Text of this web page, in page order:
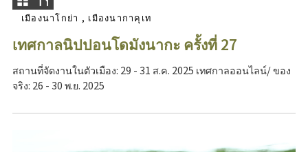
เมืองนาโกย่า , เมืองนากาคุเท
เทศกาลนิปปอนโดมังนากะ ครั้งที่ 27
สถานที่จัดงานในตัวเมือง: 29 - 31 ส.ค. 2025 เทศกาลออนไลน์/ ของ
จริง: 26 - 30 พ.ย. 2025